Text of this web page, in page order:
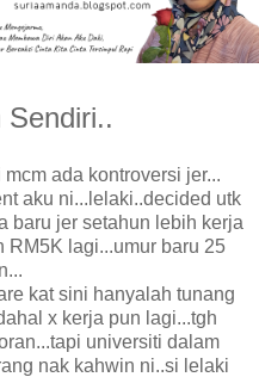
Sendiri..
ada kontroversi jer...
aku ni...lelaki..decided utk
baru jer setahun lebih kerja
RM5K lagi...umur baru 25
kat sini hanyalah tunang
x kerja pun lagi...tgh
universiti dalam
nak kahwin ni..si lelaki